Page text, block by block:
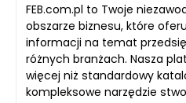
FEB.com.pl to Twoje
obszarze biznesu, które
informacji na temat
różnych branżach. Nasza
więcej niż standardowy
kompleksowe narzędzie